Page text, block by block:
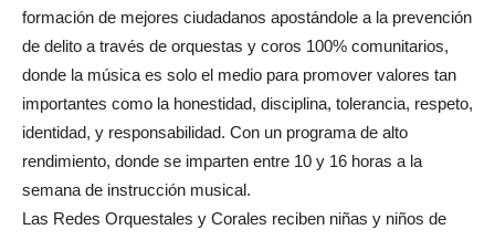
formación de mejores ciudadanos apostándole a la prevención
de delito a través de orquestas y coros 100% comunitarios,
donde la música es solo el medio para promover valores tan
importantes como la honestidad, disciplina, tolerancia, respeto,
identidad, y responsabilidad. Con un programa de alto
rendimiento, donde se imparten entre 10 y 16 horas a la
semana de instrucción musical.
Las Redes Orquestales y Corales reciben niñas y niños de